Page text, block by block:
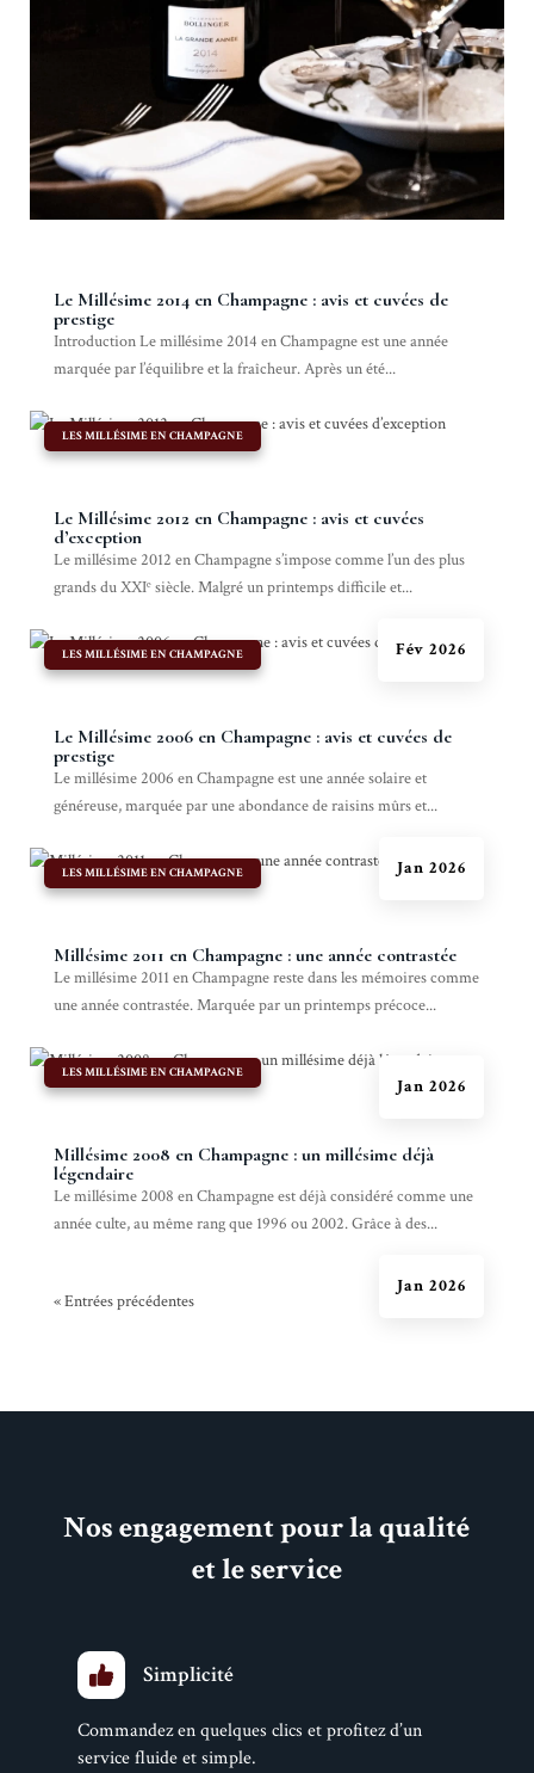
Le Millésime 2014 en Champagne : avis et cuvées de
prestige
Introduction Le millésime 2014 en Champagne est une année
marquée par l’équilibre et la fraîcheur. Après un été...
Le Millésime 2012 en Champagne : avis et cuvées
d’exception
Fév 2026
LES MILLÉSIME EN CHAMPAGNE
Le millésime 2012 en Champagne s’impose comme l’un des plus
grands du XXIᵉ siècle. Malgré un printemps difficile et...
Le Millésime 2006 en Champagne : avis et cuvées de
prestige
Jan 2026
LES MILLÉSIME EN CHAMPAGNE
Le millésime 2006 en Champagne est une année solaire et
généreuse, marquée par une abondance de raisins mûrs et...
Millésime 2011 en Champagne : une année contrastée
Jan 2026
LES MILLÉSIME EN CHAMPAGNE
Le millésime 2011 en Champagne reste dans les mémoires comme
une année contrastée. Marquée par un printemps précoce...
Millésime 2008 en Champagne : un millésime déjà
légendaire
Jan 2026
LES MILLÉSIME EN CHAMPAGNE
Le millésime 2008 en Champagne est déjà considéré comme une
année culte, au même rang que 1996 ou 2002. Grâce à des...
« Entrées précédentes
Nos engagement pour la qualité
et le service
Simplicité
Commandez en quelques clics et profitez d’un
service fluide et simple.